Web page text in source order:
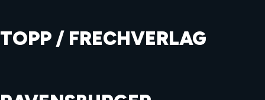
TOPP / FRECHVERLAG